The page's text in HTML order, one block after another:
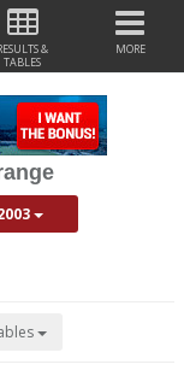
&
TABLES
MORE